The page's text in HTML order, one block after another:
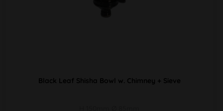
Black Leaf Shisha Bowl w. Chimney + Sieve